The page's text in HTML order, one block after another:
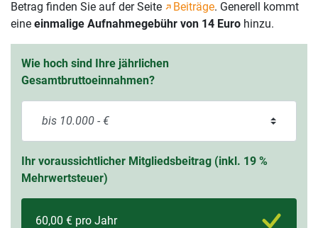
Betrag finden Sie auf der Seite Beiträge. Generell kommt
eine einmalige Aufnahmegebühr von 14 Euro hinzu.
Wie hoch sind Ihre jährlichen
Gesamtbruttoeinnahmen?
Ihr voraussichtlicher Mitgliedsbeitrag (inkl. 19 %
Mehrwertsteuer)
60,00 € pro Jahr